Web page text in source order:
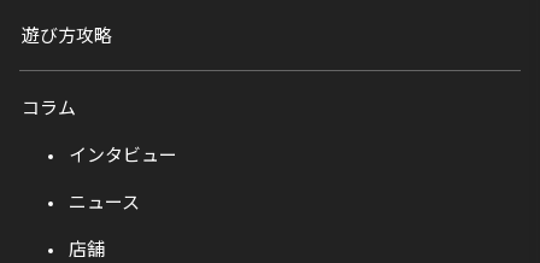
遊び方攻略
コラム
インタビュー
ニュース
店舗